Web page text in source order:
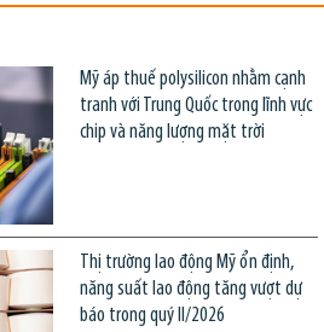
Mỹ áp thuế polysilicon nhằm cạnh
tranh với Trung Quốc trong lĩnh vực
chip và năng lượng mặt trời
Thị trường lao động Mỹ ổn định,
năng suất lao động tăng vượt dự
báo trong quý II/2026